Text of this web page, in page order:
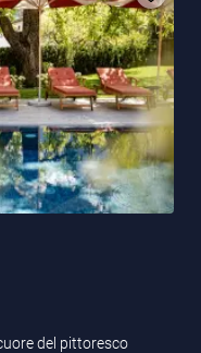
del pittoresco